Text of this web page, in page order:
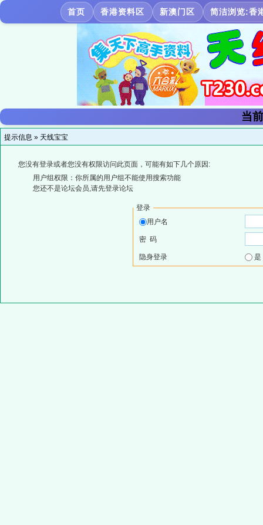
首页 香港资料区 新澳门区 简洁浏览:香
当
提示信息 » 天线宝宝
您没有登录或者您没有权限访问此页面，可能有如下几个原因:
用户组权限：你所属的用户组不能使用搜索功能
您还不是论坛会员,请先登录论坛
登录
用户名
密 码
隐身登录